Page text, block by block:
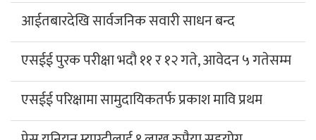
आईतबारदेखि सार्वजनिक सवारी साधन बन्द
एसईई पुरक परीक्षा भदौ ११ र १२ गते, आवेदन ५ गतेसम्म
एसईई परिक्षामा सामुदायिकतर्फ प्रकाश मावि प्रथम